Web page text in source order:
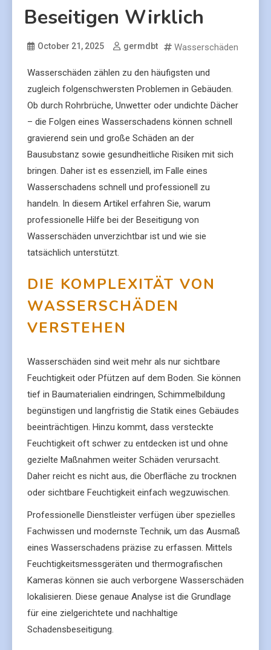
Beseitigen Wirklich
October 21, 2025 germdbt Wasserschäden
Wasserschäden zählen zu den häufigsten und
zugleich folgenschwersten Problemen in Gebäuden.
Ob durch Rohrbrüche, Unwetter oder undichte Dächer
– die Folgen eines Wasserschadens können schnell
gravierend sein und große Schäden an der
Bausubstanz sowie gesundheitliche Risiken mit sich
bringen. Daher ist es essenziell, im Falle eines
Wasserschadens schnell und professionell zu
handeln. In diesem Artikel erfahren Sie, warum
professionelle Hilfe bei der Beseitigung von
Wasserschäden unverzichtbar ist und wie sie
tatsächlich unterstützt.
DIE KOMPLEXITÄT VON
WASSERSCHÄDEN
VERSTEHEN
Wasserschäden sind weit mehr als nur sichtbare
Feuchtigkeit oder Pfützen auf dem Boden. Sie können
tief in Baumaterialien eindringen, Schimmelbildung
begünstigen und langfristig die Statik eines Gebäudes
beeinträchtigen. Hinzu kommt, dass versteckte
Feuchtigkeit oft schwer zu entdecken ist und ohne
gezielte Maßnahmen weiter Schäden verursacht.
Daher reicht es nicht aus, die Oberfläche zu trocknen
oder sichtbare Feuchtigkeit einfach wegzuwischen.
Professionelle Dienstleister verfügen über spezielles
Fachwissen und modernste Technik, um das Ausmaß
eines Wasserschadens präzise zu erfassen. Mittels
Feuchtigkeitsmessgeräten und thermografischen
Kameras können sie auch verborgene Wasserschäden
lokalisieren. Diese genaue Analyse ist die Grundlage
für eine zielgerichtete und nachhaltige
Schadensbeseitigung.